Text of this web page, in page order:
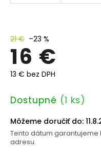
21 € –23 %
16 €
13 € bez DPH
Jednotková
Dostupné (1 ks)
Môžeme doručiť do:
Tento dátum garantujeme
adresu.